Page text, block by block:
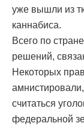
уже вышли из
каннабиса.
Всего по
решений,
Некоторых
считаться
федеральной